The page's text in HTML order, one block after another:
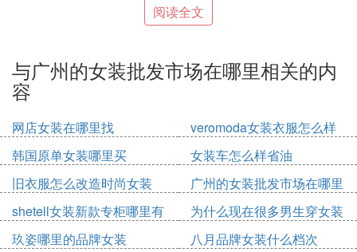
位置，紧邻南城服装批发市场，主要经营休闲女装、
睡衣、童装等，湖北人占据主导地位。
9. 广州御龙服装批发市场：主要以成衣为主，有男
装、女装、童装、内衣、袜子、毛巾、娃娃、鞋子、
人常去。
10. 广州地一大道：亚洲首席地下服装展贸中心，位
于白马和红棉前的马路下面，有男装区、女装区、童
装区、韩国城、外贸区等。同时开辟网上服装交易系
统，为传统交易带来额外贸易机会。
阅读全文
与广州的女装批发市场在哪里相关的内
容
网店女装在哪里找
veromoda女装衣服怎么样
韩国原单女装哪里买
女装车怎么样省油
旧衣服怎么改造时尚女装
广州的女装批发市场在哪里
shetell女装新款专柜哪里有
为什么现在很多男生穿女装
玖姿哪里的品牌女装
八月品牌女装什么档次